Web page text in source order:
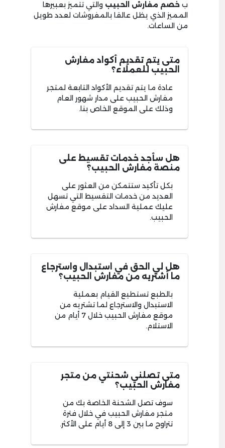
ب خصم مفارش الحبيب والتي تتميز بعبيرها
المميز الذي يظل عالقا بالمفروشات لعدد طويل
من الساعات.
متى يتم تقديم أكواد مفارش
الحبيب للعملاء؟
عادة ما يتم تقديم الأكواد التابعة لمتجر
مفارش الحبيب على مدار شهور العام
وذلك على الموقع الخاص بنا.
هل سأجد خدمات تقسيط على
منصة مفارش الحبيب؟
بكل تأكيد ستتمكن من العثور على
العديد من خدمات التقسيط التي تسهل
عليك عملية السداد على موقع مفارش
الحبيب.
هل لي الحق في استبدال واسترجاع
ما أشتريه من مفارش الحبيب؟
بالطبع تستطيع القيام بعملية
الاستبدال والاسترجاع لما تشتريه من
موقع مفارش الحبيب خلال 7 أيام من
الاستلام.
متى تصلني شحنتي من متجر
مفارش الحبيب؟
سوف تصل الشحنة الخاصة بك من
متجر مفارش الحبيب في خلال فترة
تتراوح ما بين 3 إلى 8 أيام على الأكثر.